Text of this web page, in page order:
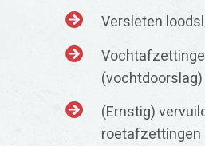
Versleten
(vochtdoorslag)
(Ernstig)
roetafzettingen